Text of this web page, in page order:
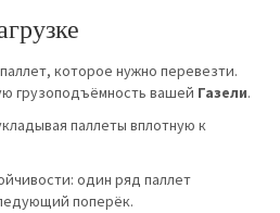
которое нужно перевезти.
грузоподъёмность вашей Газели.
паллеты вплотную к
один ряд паллет
поперёк.